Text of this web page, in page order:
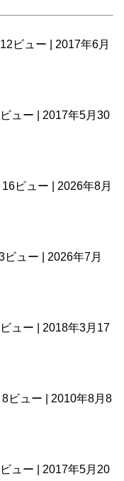
ビュー
2017年6月
ュー
2017年5月30
16ビュー
2026年8月
ビュー
2026年7月
ュー
2018年3月17
8ビュー
2010年8月8
ュー
2017年5月20